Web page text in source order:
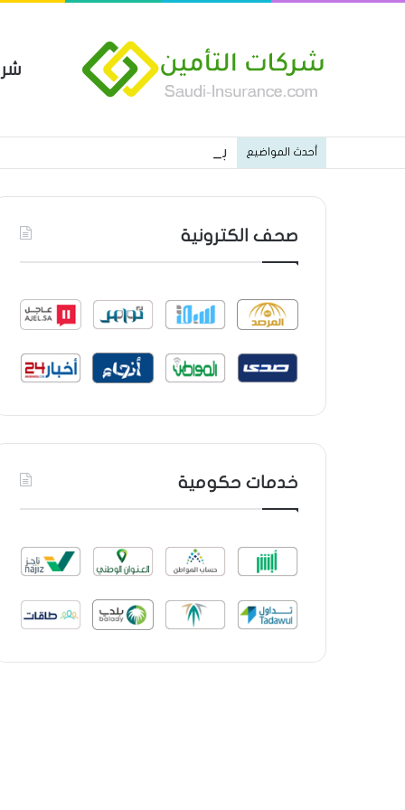
أحدث المواضيع بوليصة التأمين العام من شركة
صحف الكترونية
خدمات حكومية